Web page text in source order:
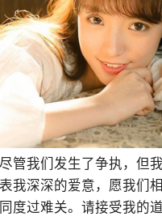
管我们发生了争执，但
我深深的爱意，愿我们
度过难关。请接受我的道